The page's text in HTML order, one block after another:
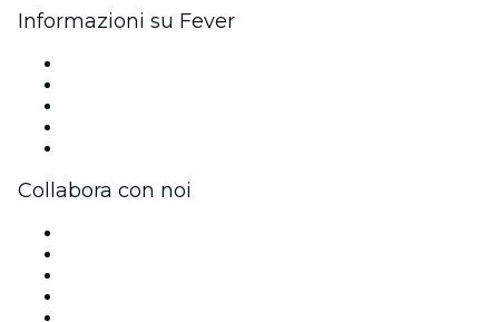
Informazioni su Fever
Collabora con noi